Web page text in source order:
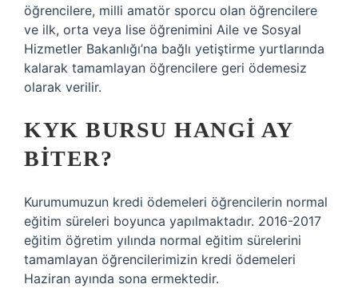
öğrencilere, milli amatör sporcu olan öğrencilere
ve ilk, orta veya lise öğrenimini Aile ve Sosyal
Hizmetler Bakanlığı’na bağlı yetiştirme yurtlarında
kalarak tamamlayan öğrencilere geri ödemesiz
olarak verilir.
KYK BURSU HANGI AY
BITER?
Kurumumuzun kredi ödemeleri öğrencilerin normal
eğitim süreleri boyunca yapılmaktadır. 2016-2017
eğitim öğretim yılında normal eğitim sürelerini
tamamlayan öğrencilerimizin kredi ödemeleri
Haziran ayında sona ermektedir.